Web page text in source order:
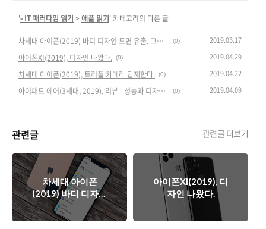
'- IT 패러다임 읽기 > 애플 읽기' 카테고리의 다른 글
차세대 아이폰(2019) 바디 디자인 도면 유출. 그리고 렌더링 이미지. (0) 2019.05.17
아이폰XI(2019), 디자인 나왔다. (0) 2019.04.29
차세대 아이폰(2019), 트리플 카메라 탑재한다. (0) 2019.04.22
아이패드 에어(3세대, 2019), 리뷰 - 성능과 디자인이 가격을 넘어서다. (0) 2019.04.09
관련글 관련글 더보기
차세대 아이폰
(2019) 바디 디자인
도면 유출. 그리고 렌
더링 이미지.
아이폰XI(2019), 디
자인 나왔다.